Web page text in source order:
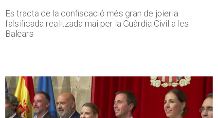
Es tracta de la confiscació més gran de joieria
falsificada realitzada mai per la Guàrdia Civil a les
Balears